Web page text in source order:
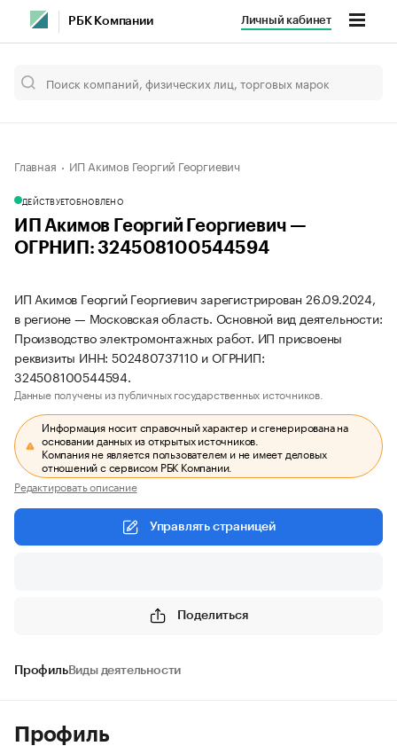
РБК Компании Личный кабинет
Главная ИП Акимов Георгий Георгиевич
ДЕЙСТВУЕТОБНОВЛЕНО
ИП Акимов Георгий Георгиевич —
ОГРНИП: 324508100544594
ИП Акимов Георгий Георгиевич зарегистрирован 26.09.2024,
в регионе — Московская область. Основной вид деятельности:
Производство электромонтажных работ. ИП присвоены
реквизиты ИНН: 502480737110 и ОГРНИП:
324508100544594.
Данные получены из публичных государственных источников.
Информация носит справочный характер и сгенерирована на
основании данных из открытых источников.
Компания не является пользователем и не имеет деловых
отношений с сервисом РБК Компании.
Редактировать описание
Управлять страницей
Поделиться
ПрофильВиды деятельности
Профиль